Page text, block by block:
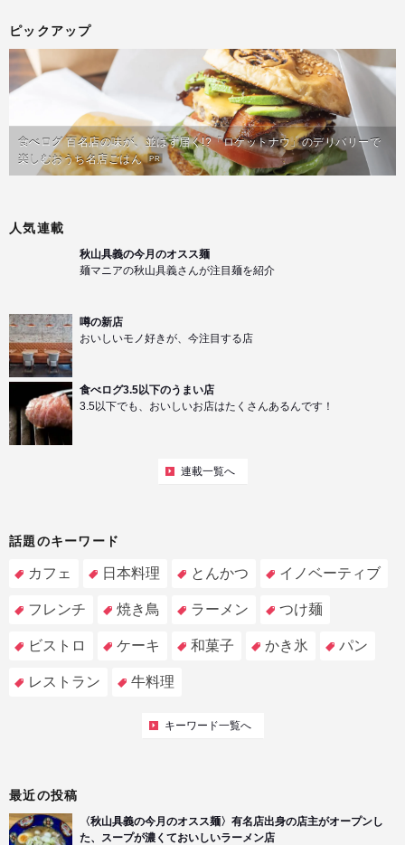
ピックアップ
食べログ 百名店の味が、並ばず届く!?「ロケットナウ」のデリバリーで
楽しむおうち名店ごはん PR
人気連載
秋山具義の今月のオスス麺
麺マニアの秋山具義さんが注目麺を紹介
噂の新店
おいしいモノ好きが、今注目する店
食べログ3.5以下のうまい店
3.5以下でも、おいしいお店はたくさんあるんです！
連載一覧へ
話題のキーワード
カフェ 日本料理 とんかつ イノベーティブ
フレンチ 焼き鳥 ラーメン つけ麺
ビストロ ケーキ 和菓子 かき氷 パン
レストラン 牛料理
キーワード一覧へ
最近の投稿
〈秋山具義の今月のオスス麺〉有名店出身の店主がオープンし
た、スープが濃くておいしいラーメン店